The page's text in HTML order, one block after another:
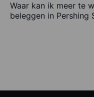
Waar kan ik meer te
beleggen in Pershing